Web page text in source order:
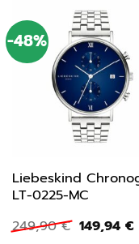
-48%
Liebeskind
LT-0225-MC
249,90€
Preis
149,94 €